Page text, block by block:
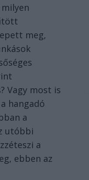
meg,
Vagy most is
hangadó
a
utóbbi
a
ebben az